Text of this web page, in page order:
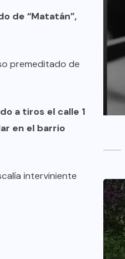
de “Matatán”,
premeditado de
a tiros el calle 1
en el barrio
interviniente